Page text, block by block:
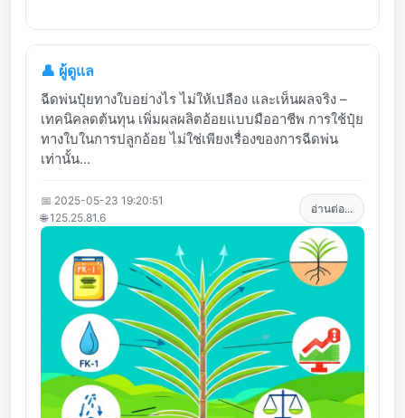
👤 ผู้ดูแล
ฉีดพ่นปุ๋ยทางใบอย่างไร ไม่ให้เปลือง และเห็นผลจริง –
เทคนิคลดต้นทุน เพิ่มผลผลิตอ้อยแบบมืออาชีพ การใช้ปุ๋ย
ทางใบในการปลูกอ้อย ไม่ใช่เพียงเรื่องของการฉีดพ่น
เท่านั้น...
📅 2025-05-23 19:20:51
🌐 125.25.81.6
อ่านต่อ...